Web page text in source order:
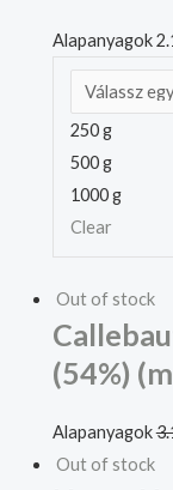
Alapanyagok
250 g
500 g
1000 g
Clear
Out of stock
(54%)
Alapanyagok
Out of stock